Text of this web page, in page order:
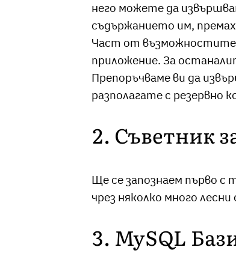
него можете да
съдържанието им,
Част от възможностите
приложение. За
Препоръчваме ви да
разполагате с резервно
2. Съветник
Ще се запознаем първо с
чрез няколко много
3. MySQL